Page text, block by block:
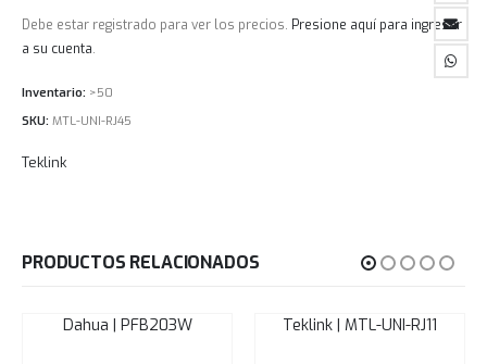
Debe estar registrado para ver los precios. Presione aquí para ingresar
a su cuenta.
Inventario: >50
SKU: MTL-UNI-RJ45
Teklink
PRODUCTOS RELACIONADOS
Dahua | PFB203W Teklink | MTL-UNI-RJ11